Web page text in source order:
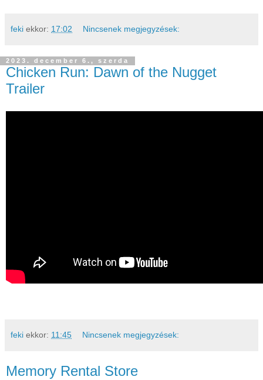
feki ekkor: 17:02 Nincsenek megjegyzések:
2023. december 6., szerda
Chicken Run: Dawn of the Nugget
Trailer
feki ekkor: 11:45 Nincsenek megjegyzések:
Memory Rental Store